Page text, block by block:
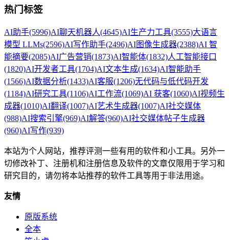
热门标签
AI助手(5996)AI聊天机器人(4645)AI生产力工具(3555)大语言
模型 LLMs(2596)AI写作助手(2496)AI图像生成器(2388)AI 智
能摘要(2085)AI广告营销(1873)AI智能体(1832)人工智能接口
(1820)AI开发者工具(1704)AI文本生成(1634)AI智能助手
(1566)AI数据分析(1433)AI客服(1206)无代码与低代码开发
(1184)AI研究工具(1106)AI工作流(1069)AI 获客(1060)AI视频生
成器(1010)AI翻译(1007)AI艺术生成器(1007)AI社交媒体
(988)AI搜索引擎(969)AI解答(960)AI社交媒体帖子生成器
(960)AI写作(939)
本站为个人网站，推荐评测一些有用的软件和小工具。另外一
切修改补丁、注册机和注册信息及软件的文章仅限用于学习和
研究目的，请勿将本站推荐的软件工具等用于非法用途。
友情
原版系统
全本